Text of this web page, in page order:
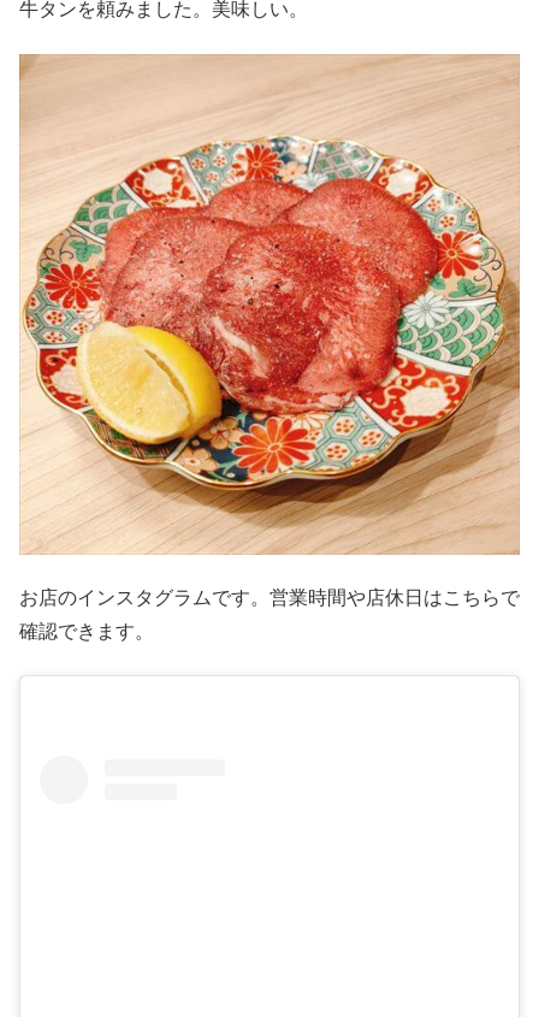
牛タンを頼みました。美味しい。
お店のインスタグラムです。営業時間や店休日はこちらで
確認できます。